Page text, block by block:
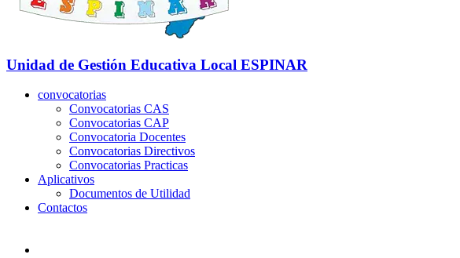
Unidad de Gestión Educativa Local ESPINAR
convocatorias
Convocatorias CAS
Convocatorias CAP
Convocatoria Docentes
Convocatorias Directivos
Convocatorias Practicas
Aplicativos
Documentos de Utilidad
Contactos